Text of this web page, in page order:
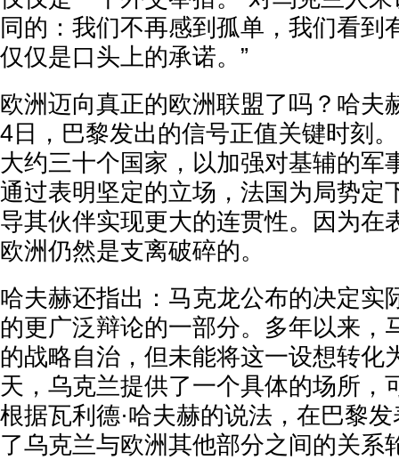
同的：我们不再感到孤单，我们看到
仅仅是口头上的承诺。”
欧洲迈向真正的欧洲联盟了吗？哈夫
4日，巴黎发出的信号正值关键时刻。
大约三十个国家，以加强对基辅的军
通过表明坚定的立场，法国为局势定
导其伙伴实现更大的连贯性。因为在
欧洲仍然是支离破碎的。
哈夫赫还指出：马克龙公布的决定实
的更广泛辩论的一部分。多年以来，
的战略自治，但未能将这一设想转化
天，乌克兰提供了一个具体的场所，
根据瓦利德·哈夫赫的说法，在巴黎
了乌克兰与欧洲其他部分之间的关系